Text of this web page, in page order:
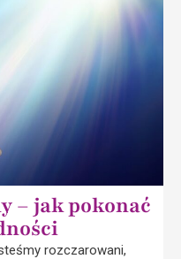
– jak pokonać
rozczarowani,